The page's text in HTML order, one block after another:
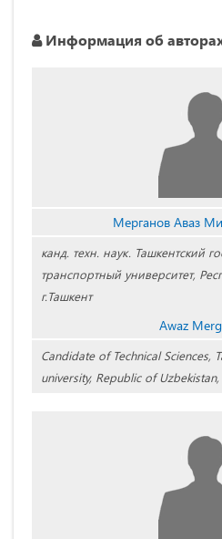
Информация об
Мерганов Аваз
канд. техн. наук. Ташкентский
транспортный университет,
г.Ташкент
Awaz
Candidate of Technical Sciences,
university, Republic of Uzbekistan,